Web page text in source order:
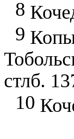
8
9
стлб.
10